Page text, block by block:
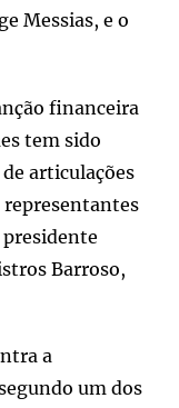
Messias, e o
financeira
tem sido
articulações
Barroso,
a
um dos